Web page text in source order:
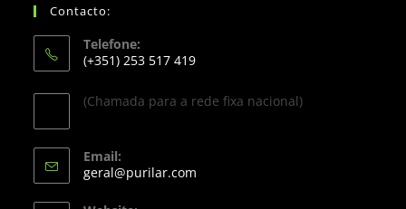
Contacto:
Telefone:
(+351) 253 517 419
(Chamada para a rede fixa nacional)
Email:
geral@purilar.com